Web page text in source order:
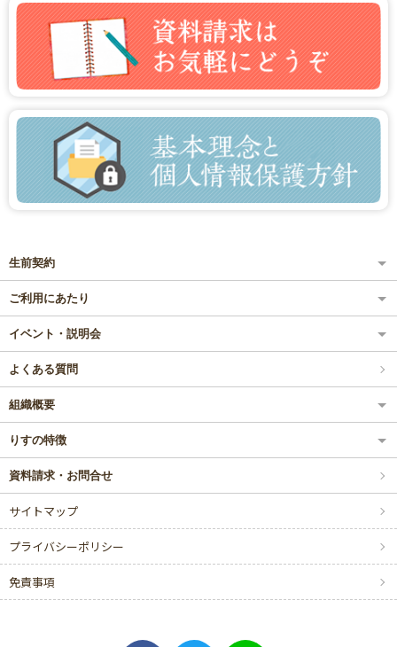
生前契約
ご利用にあたり
イベント・説明会
よくある質問
組織概要
りすの特徴
資料請求・お問合せ
サイトマップ
プライバシーポリシー
免責事項